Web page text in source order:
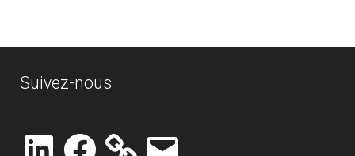
Suivez-nous
LinkedIn Facebook
E-
mail